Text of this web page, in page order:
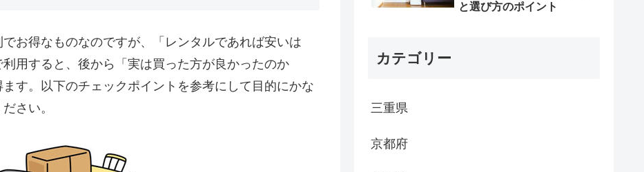
お得なものなのですが、「レンタルであれば安いは
用すると、後から「実は買った方が良かったのか
す。以下のチェックポイントを参考にして目的にかな
さい。
と選び方のポイント
カテゴリー
三重県
京都府